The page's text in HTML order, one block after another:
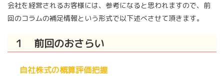
会社を経営されるお客様には、参考になると思われますので、前
回のコラムの補足情報という形式で以下述べさせて頂きます。
１ 前回のおさらい
自社株式の概算評価把握